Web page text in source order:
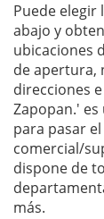
Puede elegir
abajo y
ubicaciones
de apertura,
direcciones
Zapopan.'
para pasar
comercial/
dispone de
más.